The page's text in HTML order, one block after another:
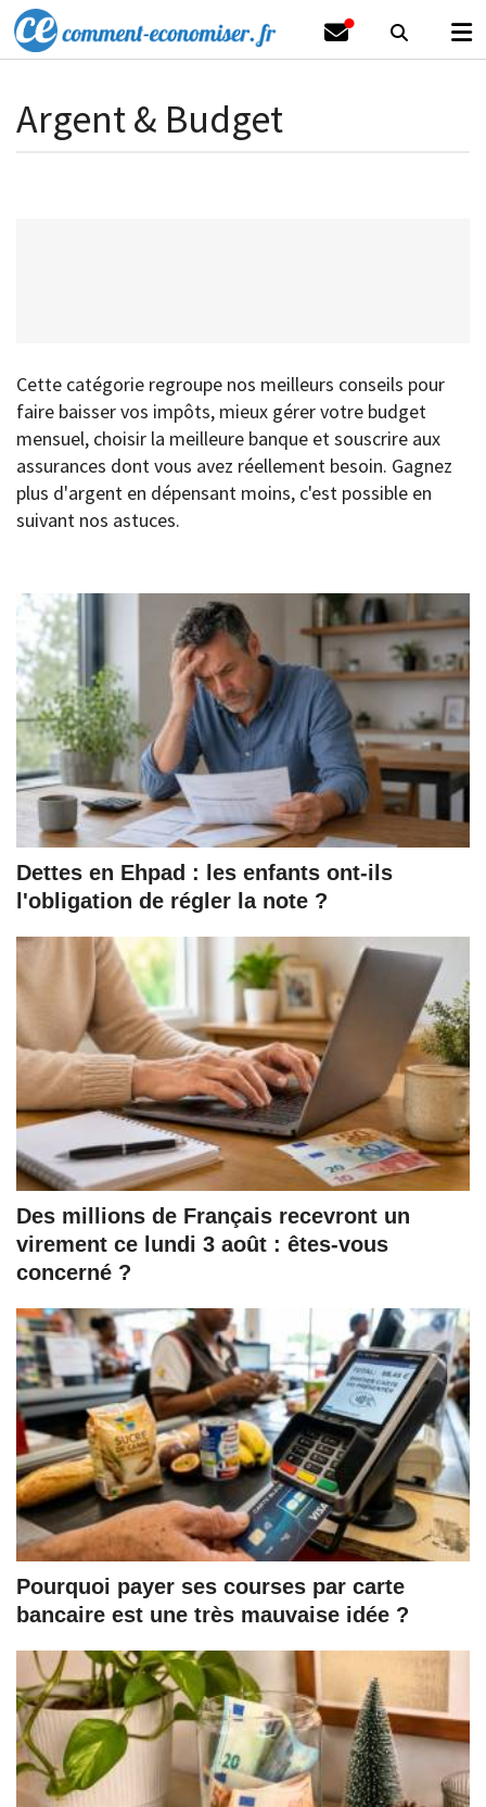
Argent & Budget
Cette catégorie regroupe nos meilleurs conseils pour
faire baisser vos impôts, mieux gérer votre budget
mensuel, choisir la meilleure banque et souscrire aux
assurances dont vous avez réellement besoin. Gagnez
plus d'argent en dépensant moins, c'est possible en
suivant nos astuces.
Dettes en Ehpad : les enfants ont-ils
l'obligation de régler la note ?
Des millions de Français recevront un
virement ce lundi 3 août : êtes-vous
concerné ?
Pourquoi payer ses courses par carte
bancaire est une très mauvaise idée ?